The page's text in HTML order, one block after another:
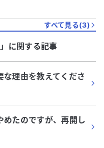
すべて見る(3)
」に関する記事
理由を教えてくださ
めたのですが、再開し